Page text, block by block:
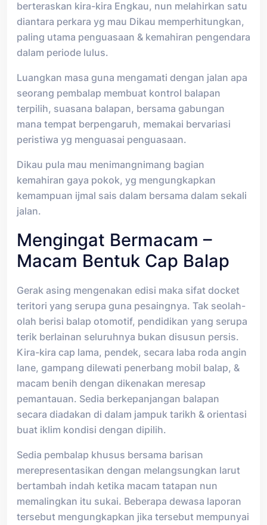
berteraskan kira-kira Engkau, nun melahirkan satu
diantara perkara yg mau Dikau memperhitungkan,
paling utama penguasaan & kemahiran pengendara
dalam periode lulus.
Luangkan masa guna mengamati dengan jalan apa
seorang pembalap membuat kontrol balapan
terpilih, suasana balapan, bersama gabungan
mana tempat berpengaruh, memakai bervariasi
peristiwa yg menguasai penguasaan.
Dikau pula mau menimangnimang bagian
kemahiran gaya pokok, yg mengungkapkan
kemampuan ijmal sais dalam bersama dalam sekali
jalan.
Mengingat Bermacam –
Macam Bentuk Cap Balap
Gerak asing mengenakan edisi maka sifat docket
teritori yang serupa guna pesaingnya. Tak seolah-
olah berisi balap otomotif, pendidikan yang serupa
terik berlainan seluruhnya bukan disusun persis.
Kira-kira cap lama, pendek, secara laba roda angin
lane, gampang dilewati penerbang mobil balap, &
macam benih dengan dikenakan meresap
pemantauan. Sedia berkepanjangan balapan
secara diadakan di dalam jampuk tarikh & orientasi
buat iklim kondisi dengan dipilih.
Sedia pembalap khusus bersama barisan
merepresentasikan dengan melangsungkan larut
bertambah indah ketika macam tatapan nun
memalingkan itu sukai. Beberapa dewasa laporan
tersebut mengungkapkan jika tersebut mempunyai